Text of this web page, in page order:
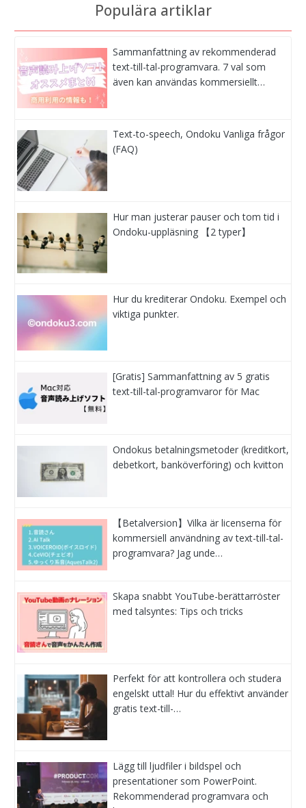
Populära artiklar
Sammanfattning av rekommenderad
text-till-tal-programvara. 7 val som
även kan användas kommersiellt…
Text-to-speech, Ondoku Vanliga frågor
(FAQ)
Hur man justerar pauser och tom tid i
Ondoku-uppläsning 【2 typer】
Hur du krediterar Ondoku. Exempel och
viktiga punkter.
[Gratis] Sammanfattning av 5 gratis
text-till-tal-programvaror för Mac
Ondokus betalningsmetoder (kreditkort,
debetkort, banköverföring) och kvitton
【Betalversion】Vilka är licenserna för
kommersiell användning av text-till-tal-
programvara? Jag unde…
Skapa snabbt YouTube-berättarröster
med talsyntes: Tips och tricks
Perfekt för att kontrollera och studera
engelskt uttal! Hur du effektivt använder
gratis text-till-…
Lägg till ljudfiler i bildspel och
presentationer som PowerPoint.
Rekommenderad programvara och